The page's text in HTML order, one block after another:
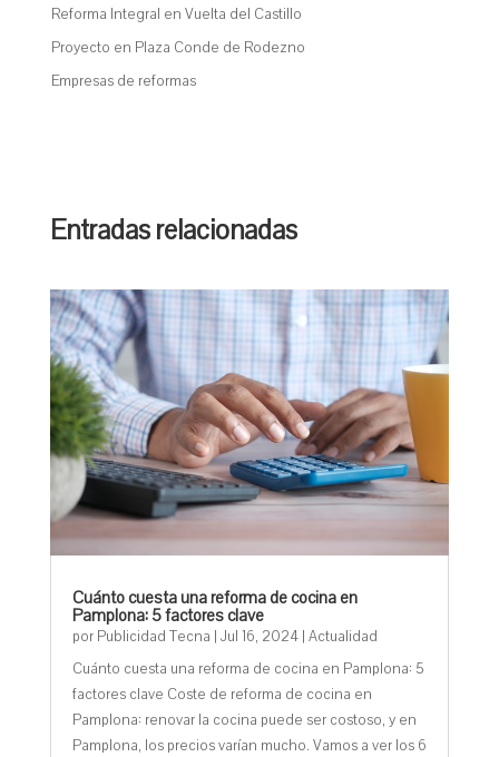
Reforma Integral en Vuelta del Castillo
Proyecto en Plaza Conde de Rodezno
Empresas de reformas
Entradas relacionadas
Cuánto cuesta una reforma de cocina en
Pamplona: 5 factores clave
por Publicidad Tecna | Jul 16, 2024| Actualidad
Cuánto cuesta una reforma de cocina en Pamplona: 5
factores clave Coste de reforma de cocina en
Pamplona: renovar la cocina puede ser costoso, y en
Pamplona, los precios varían mucho. Vamos a ver los 6